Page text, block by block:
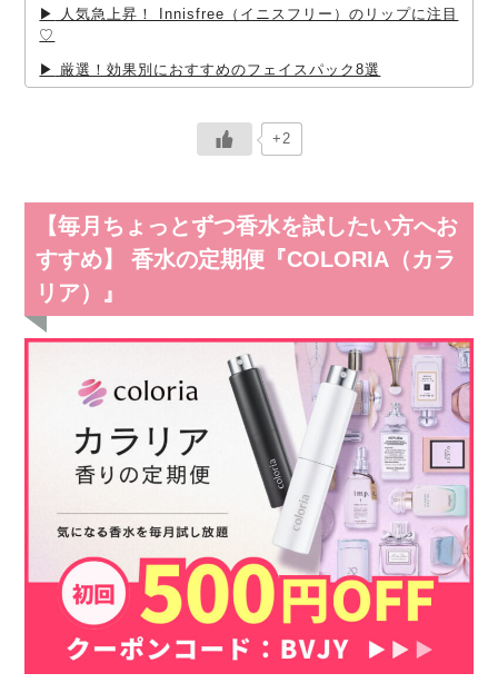
人気急上昇！ Innisfree（イニスフリー）のリップに注目
♡
厳選！効果別におすすめのフェイスパック8選
+2
【毎月ちょっとずつ香水を試したい方へお
すすめ】 香水の定期便『COLORIA（カラ
リア）』